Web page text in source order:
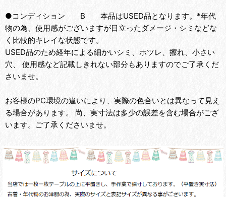
●コンディション B 本品はUSED品となります。*年代
物の為、使用感がございますが目立ったダメージ・シミなどな
く比較的キレイな状態です。
USED品のため経年による細かいシミ、ホツレ、擦れ、小さい
穴、 使用感など記載しきれない部分もありますのでご了承くだ
さいませ。
お客様のPC環境の違いにより、実際の色合いとは異なって見え
る場合があります。 尚、実寸法は多少の誤差を含む場合がござ
います。ご了承くださいませ。